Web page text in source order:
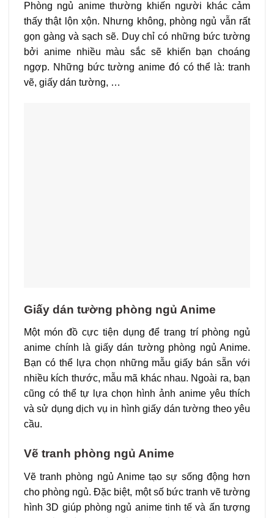
Phòng ngủ anime thường khiến người khác cảm
thấy thật lộn xộn. Nhưng không, phòng ngủ vẫn rất
gọn gàng và sạch sẽ. Duy chỉ có những bức tường
bởi anime nhiều màu sắc sẽ khiến bạn choáng
ngợp. Những bức tường anime đó có thể là: tranh
vẽ, giấy dán tường, …
Giấy dán tường phòng ngủ Anime
Một món đồ cực tiện dụng để trang trí phòng ngủ
anime chính là giấy dán tường phòng ngủ Anime.
Bạn có thể lựa chọn những mẫu giấy bán sẵn với
nhiều kích thước, mẫu mã khác nhau. Ngoài ra, bạn
cũng có thể tự lựa chọn hình ảnh anime yêu thích
và sử dụng dịch vụ in hình giấy dán tường theo yêu
cầu.
Vẽ tranh phòng ngủ Anime
Vẽ tranh phòng ngủ Anime tạo sự sống động hơn
cho phòng ngủ. Đặc biệt, một số bức tranh vẽ tường
hình 3D giúp phòng ngủ anime tinh tế và ấn tượng